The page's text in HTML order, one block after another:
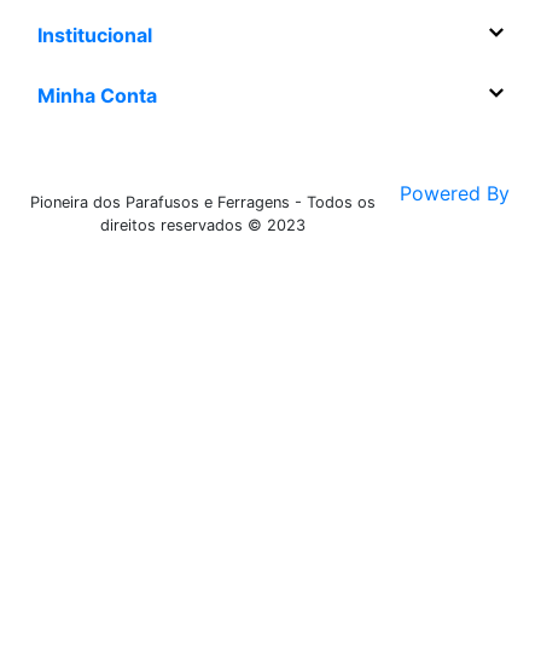
Institucional
Minha Conta
Pioneira dos Parafusos e Ferragens - Todos os
direitos reservados © 2023
Powered By